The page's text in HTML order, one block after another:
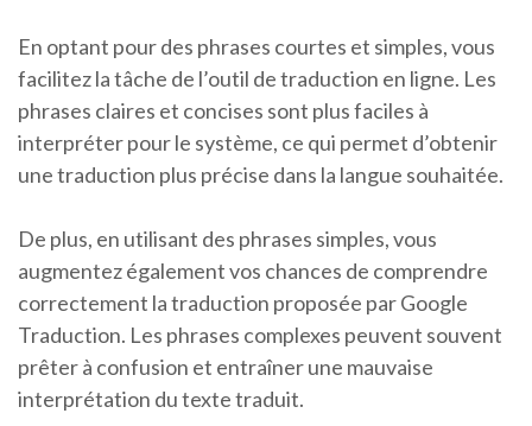
En optant pour des phrases courtes et simples, vous
facilitez la tâche de l’outil de traduction en ligne. Les
phrases claires et concises sont plus faciles à
interpréter pour le système, ce qui permet d’obtenir
une traduction plus précise dans la langue souhaitée.
De plus, en utilisant des phrases simples, vous
augmentez également vos chances de comprendre
correctement la traduction proposée par Google
Traduction. Les phrases complexes peuvent souvent
prêter à confusion et entraîner une mauvaise
interprétation du texte traduit.